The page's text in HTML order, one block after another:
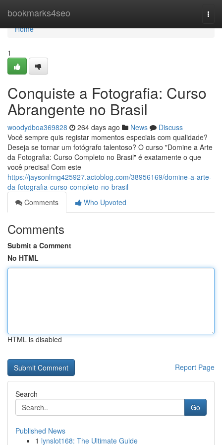
bookmarks4seo
Home
Home
1
Conquiste a Fotografia: Curso
Abrangente no Brasil
woodydboa369828 264 days ago News
Discuss
Você sempre quis registar momentos especiais com qualidade?
Deseja se tornar um fotógrafo talentoso? O curso "Domine a Arte
da Fotografia: Curso Completo no Brasil" é exatamente o que
você precisa! Com este
https://jaysonlrng425927.actoblog.com/38956169/domine-a-arte-
da-fotografia-curso-completo-no-brasil
Comments
Who Upvoted
Comments
Submit a Comment
No HTML
HTML is disabled
Report Page
Search
Go
Published News
1 lynslot168: The Ultimate Guide